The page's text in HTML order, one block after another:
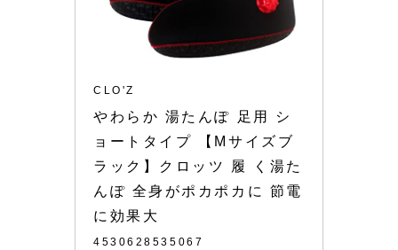
CLO'Z
やわらか 湯たんぽ 足用 シ
ョートタイプ 【Mサイズブ
ラック】クロッツ 履 く湯た
んぽ 全身がポカポカに 節電
に効果大
4530628535067